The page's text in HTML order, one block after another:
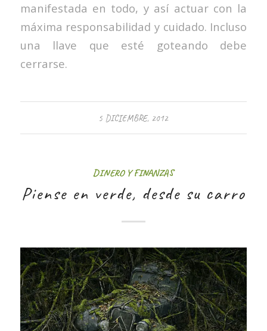
manifestada en todo, y así actuar con la
máxima responsabilidad y cuidado. Incluso
una llave que esté goteando debe
cerrarse.
5 DICIEMBRE, 2012
DINERO Y FINANZAS
Piense en verde, desde su carro